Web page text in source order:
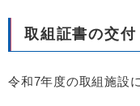
取組証書の交付
令和7年度の取組施設